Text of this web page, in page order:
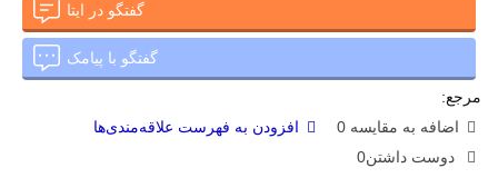
گفتگو در ایتا
گفتگو با پیامک
مرجع:
اضافه به مقایسه 0
افزودن به فهرست علاقه‌مندی‌ها
دوست داشتن0